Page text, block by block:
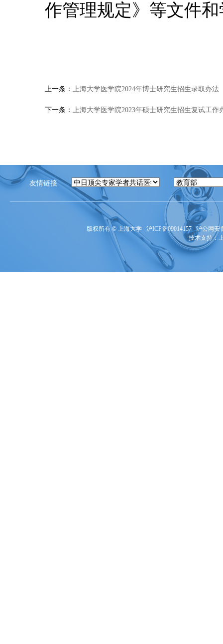
作管理规定》等文件
上一条： 上海大学医学院2024年博士研究生​招生录取办法
下一条： 上海大学医学院2023年硕士研究生招生复试工作
友情链接
版权所有 © 上海大学 沪ICP备09014157 沪公网安
技术支持：